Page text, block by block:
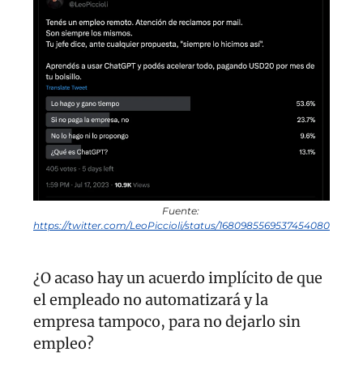
Fuente:
https://twitter.com/LeoPiccioli/status/1680985569537454080
¿O acaso hay un acuerdo implícito de que
el empleado no automatizará y la
empresa tampoco, para no dejarlo sin
empleo?